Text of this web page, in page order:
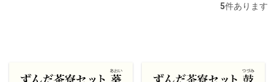
5件あります